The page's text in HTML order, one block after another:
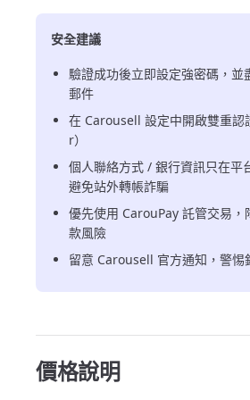
安全建議
驗證成功後立即設定強密碼，並
郵件
在 Carousell 設定中開啟雙重
r）
個人聯絡方式 / 銀行資訊只在平
避免站外轉帳詐騙
優先使用 CarouPay 託管交易，
款風險
留意 Carousell 官方通知，警惕
價格說明